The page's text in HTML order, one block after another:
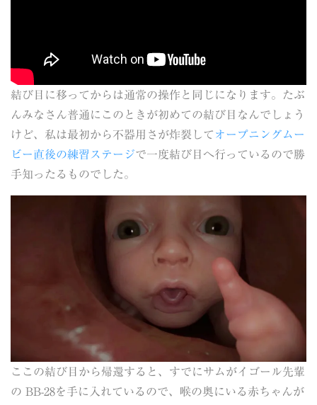
結び目に移ってからは通常の操作と同じになります。たぶ
んみなさん普通にこのときが初めての結び目なんでしょう
けど、私は最初から不器用さが炸裂して オープニングムー
ビー直後の練習ステージで一度結び目へ行っているので勝
手知ったるものでした。
ここの結び目から帰還すると、すでにサムがイゴール先輩
の BB-28を手に入れているので、喉の奥にいる赤ちゃんが